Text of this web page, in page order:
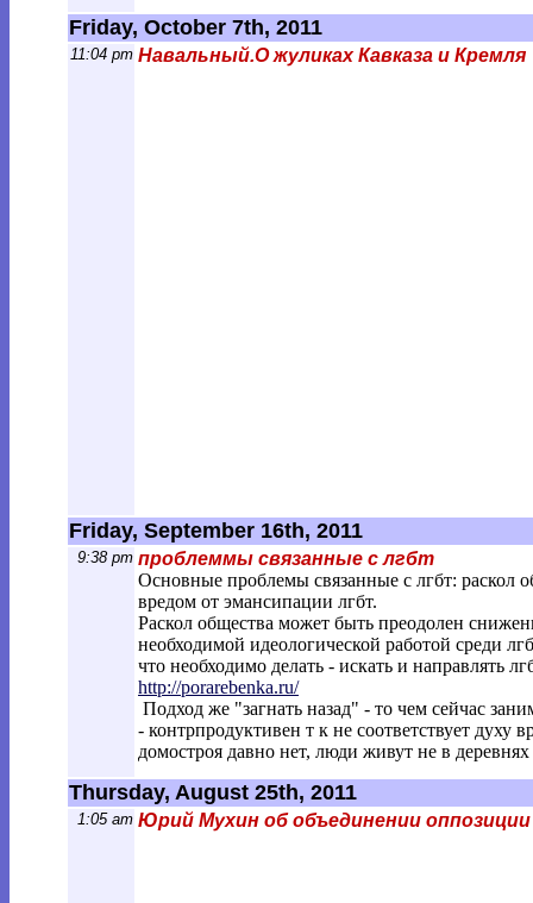
Friday, October 7th, 2011
11:04 pm Навальный.О жуликах Кавказа и Кремля
Friday, September 16th, 2011
9:38 pm проблеммы связанные с лгбт
Основные проблемы связанные с лгбт: раскол
вредом от эмансипации лгбт.
Раскол общества может быть преодолен
необходимой идеологической работой среди
что необходимо делать - искать и направлять
http://porarebenka.ru/
Подход же "загнать назад" - то чем сейчас
- контрпродуктивен т к не соответствует духу
домостроя давно нет, люди живут не в деревнях
Thursday, August 25th, 2011
1:05 am Юрий Мухин об объединении оппозиции